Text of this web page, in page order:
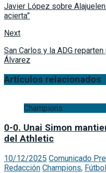
Javier López sobre
acierta”
Next
San Carlos y la ADG
Álvarez
Artículos relacionados
Champions
0-0. Unai Simon
del Athletic
10/12/2025 Comunicado
Redacción Champions,